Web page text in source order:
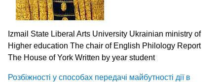
Izmail State Liberal Arts University Ukrainian ministry of
Higher education The chair of English Philology Report
The House of York Written by year student
Розбіжності у способах передачі майбутності дії в